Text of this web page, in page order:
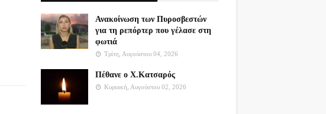
Ανακοίνωση των Πυροσβεστών
για τη ρεπόρτερ που γέλασε στη
φωτιά
Τρίτη, Αυγούστου 04, 2026
Πέθανε ο Χ.Κατσαρός
Κυριακή, Αυγούστου 02, 2026